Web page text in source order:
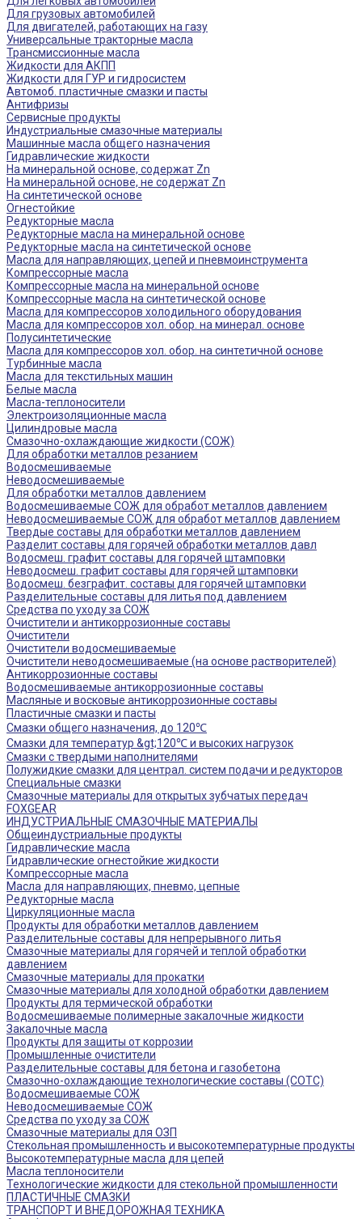
Для грузовых автомобилей
Для двигателей, работающих на газу
Универсальные тракторные масла
Трансмиссионные масла
Жидкости для АКПП
Жидкости для ГУР и гидросистем
Автомоб. пластичные смазки и пасты
Антифризы
Сервисные продукты
Индустриальные смазочные материалы
Машинные масла общего назначения
Гидравлические жидкости
На минеральной основе, содержат Zn
На минеральной основе, не содержат Zn
На синтетической основе
Огнестойкие
Редукторные масла
Редукторные масла на минеральной основе
Редукторные масла на синтетической основе
Масла для направляющих, цепей и пневмоинструмента
Компрессорные масла
Компрессорные масла на минеральной основе
Компрессорные масла на синтетической основе
Масла для компрессоров холодильного оборудования
Масла для компрессоров хол. обор. на минерал. основе
Полусинтетические
Масла для компрессоров хол. обор. на синтетичной основе
Турбинные масла
Масла для текстильных машин
Белые масла
Масла-теплоносители
Электроизоляционные масла
Цилиндровые масла
Смазочно-охлаждающие жидкости (СОЖ)
Для обработки металлов резанием
Водосмешиваемые
Неводосмешиваемые
Для обработки металлов давлением
Водосмешиваемые СОЖ для обработ металлов давлением
Неводосмешиваемые СОЖ для обработ металлов давлением
Твердые составы для обработки металлов давлением
Разделит составы для горячей обработки металлов давл
Водосмеш. графит составы для горячей штамповки
Неводосмеш. графит составы для горячей штамповки
Водосмеш. безграфит. составы для горячей штамповки
Разделительные составы для литья под давлением
Средства по уходу за СОЖ
Очистители и антикоррозионные составы
Очистители
Очистители водосмешиваемые
Очистители неводосмешиваемые (на основе растворителей)
Антикоррозионные составы
Водосмешиваемые антикоррозионные составы
Масляные и восковые антикоррозионные составы
Пластичные смазки и пасты
Смазки общего назначения, до 120℃
Смазки для температур &gt;120℃ и высоких нагрузок
Смазки с твердыми наполнителями
Полужидкие смазки для централ. систем подачи и редукторов
Специальные смазки
Смазочные материалы для открытых зубчатых передач
FOXGEAR
ИНДУСТРИАЛЬНЫЕ СМАЗОЧНЫЕ МАТЕРИАЛЫ
Общеиндустриальные продукты
Гидравлические масла
Гидравлические огнестойкие жидкости
Компрессорные масла
Масла для направляющих, пневмо, цепные
Редукторные масла
Циркуляционные масла
Продукты для обработки металлов давлением
Разделительные составы для непрерывного литья
Смазочные материалы для горячей и теплой обработки
давлением
Смазочные материалы для прокатки
Смазочные материалы для холодной обработки давлением
Продукты для термической обработки
Водосмешиваемые полимерные закалочные жидкости
Закалочные масла
Продукты для защиты от коррозии
Промышленные очистители
Разделительные составы для бетона и газобетона
Смазочно-охлаждающие технологические составы (СОТС)
Водосмешиваемые СОЖ
Неводосмешиваемые СОЖ
Средства по уходу за СОЖ
Смазочные материалы для ОЗП
Стекольная промышленность и высокотемпературные продукты
Высокотемпературные масла для цепей
Масла теплоносители
Технологические жидкости для стекольной промышленности
ПЛАСТИЧНЫЕ СМАЗКИ
ТРАНСПОРТ И ВНЕДОРОЖНАЯ ТЕХНИКА